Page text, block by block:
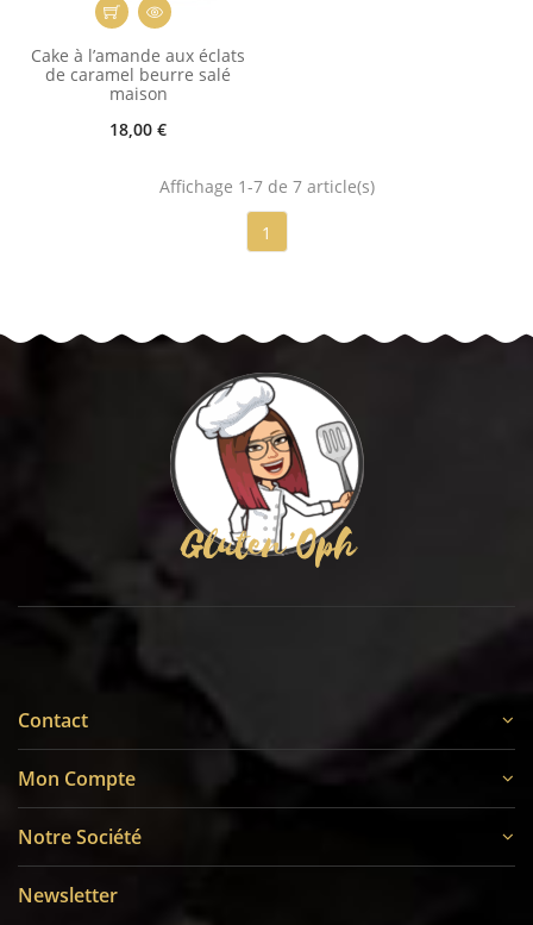
Cake à l’amande aux éclats
de caramel beurre salé
maison
18,00 €
Affichage 1-7 de 7 article(s)
1
Contact
Mon Compte
Notre Société
Newsletter